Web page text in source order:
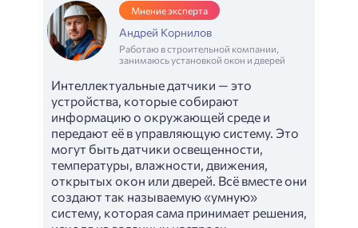
Мнение эксперта
Андрей Корнилов
Работаю в строительной компании,
занимаюсь установкой окон и дверей
Интеллектуальные датчики — это
устройства, которые собирают
информацию о окружающей среде и
передают её в управляющую систему. Это
могут быть датчики освещенности,
температуры, влажности, движения,
открытых окон или дверей. Всё вместе они
создают так называемую «умную»
систему, которая сама принимает решения,